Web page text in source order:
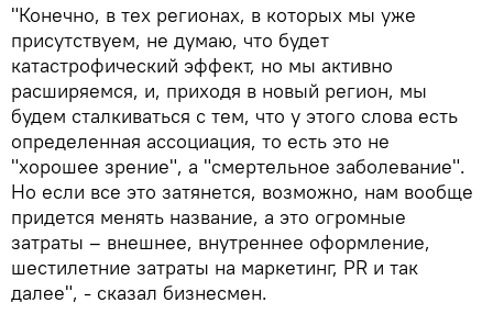
"Конечно, в тех регионах, в которых мы уже
присутствуем, не думаю, что будет
катастрофический эффект, но мы активно
расширяемся, и, приходя в новый регион, мы
будем сталкиваться с тем, что у этого слова есть
определенная ассоциация, то есть это не
"хорошее зрение", а "смертельное заболевание".
Но если все это затянется, возможно, нам вообще
придется менять название, а это огромные
затраты – внешнее, внутреннее оформление,
шестилетние затраты на маркетинг, PR и так
далее", - сказал бизнесмен.